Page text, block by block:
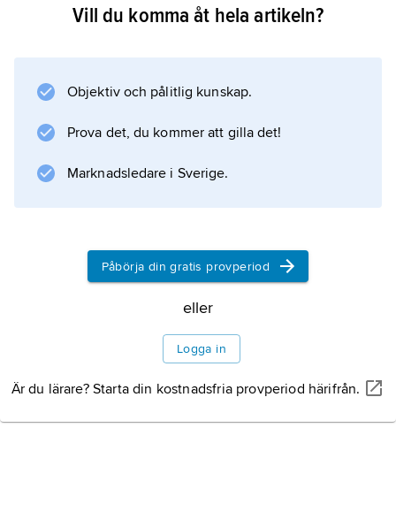
Information om artikeln
Vill du komma åt hela artikeln?
Objektiv och pålitlig kunskap.
Prova det, du kommer att gilla det!
Marknadsledare i Sverige.
Påbörja din gratis provperiod
eller
Logga in
Är du lärare? Starta din kostnadsfria provperiod härifrån.